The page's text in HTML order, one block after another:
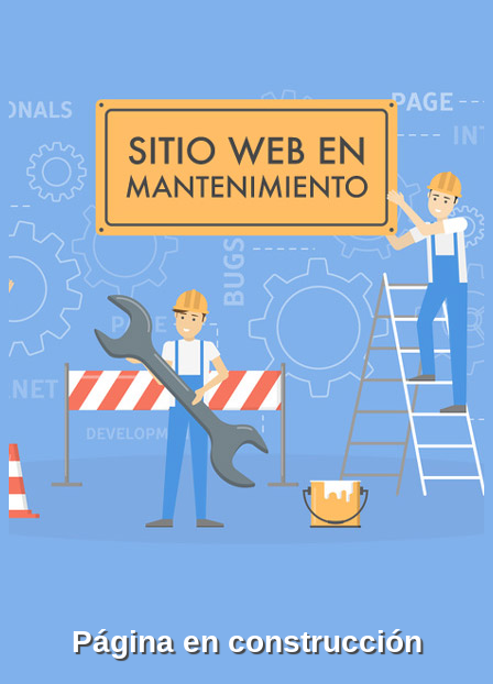
Página en construcción